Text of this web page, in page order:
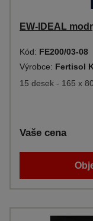
EW-IDEAL
Kód: FE200/03-08
Výrobce: Fertisol
15 desek - 165 x
Vaše cena